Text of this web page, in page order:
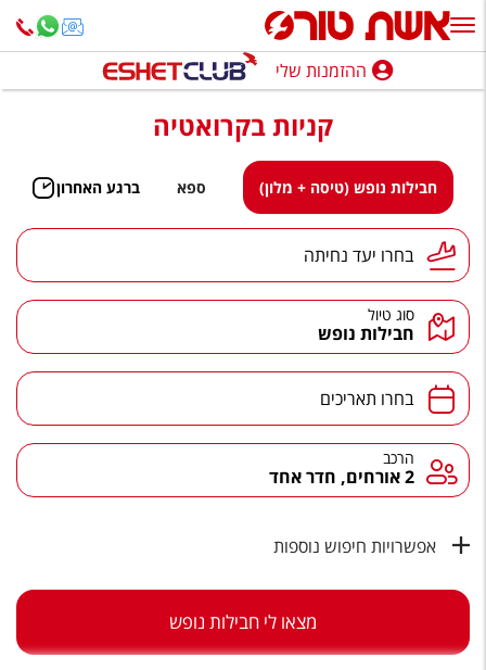
ההזמנות שלי
חופשה לפי סגנון
מלונות באילת
טיולים מאורגנים
סגנונות טיול
הרגע האחרון
חבילות בריאות וספא
טיסות לחו"ל
מלונות בחו"ל
ההזמנות שלי
קניות בקרואטיה
חבילות נופש (טיסה + מלון) ספא ברגע האחרון
יעד נחיתהבחרו יעד נחיתה
סוג טיול
חבילות נופש
תאריכים בחרו תאריכים
הרכב הרכב
2 אורחים, חדר אחד
אפשרויות חיפוש נוספות
מצאו לי חבילות נופש